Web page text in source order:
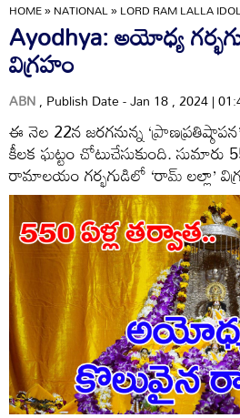
HOME»NATIONAL»LORD RAM LALLA
Ayodhya: అయోధ్య
విగ్రహం
ABN, Publish Date - Jan 18 , 2024 |
ఈ నెల 22న జరగనున్న
కీలక ఘట్టం చోటుచేసుకుంది. సుమారు
రామాలయం గర్భగుడిలో ‘రామ్ లల్లా’